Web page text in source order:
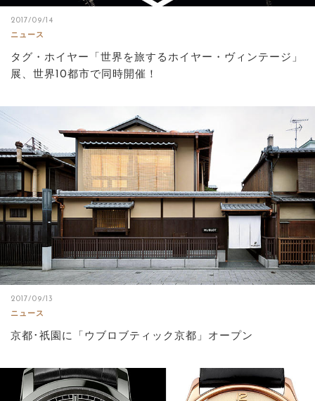
2017/09/14
ニュース
タグ・ホイヤー「世界を旅するホイヤー・ヴィンテージ」
展、世界10都市で同時開催！
2017/09/13
ニュース
京都･祇園に「ウブロブティック京都」オープン